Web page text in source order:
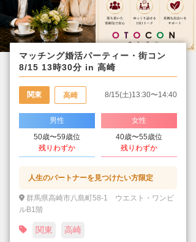
マッチング婚活パーティー・街コン
8/15 13時30分 in 高崎
関東 高崎 8/15(土)13:30〜14:40
男性
50歳〜59歳位
残りわずか
女性
40歳〜55歳位
残りわずか
人生のパートナーを見つけたい方限定
群馬県高崎市八島町58-1 ウエスト・ワンビ
ルB1階
関東 高崎